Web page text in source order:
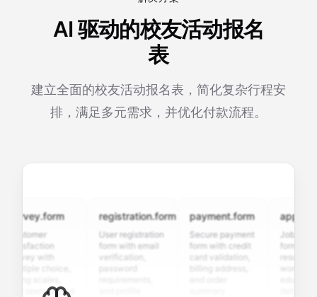
AI 驱动的校友活动报名
表
建立全面的校友活动报名表，简化复杂行程安
排，满足多元需求，并优化付款流程。
with
open-ended
registration.form
User registration
form with email
verification,
payment.form
Secure payment
form with credit
card validation,
Job
form with
resume